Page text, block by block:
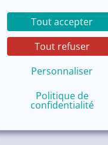
de Santé
de Saint-Brieuc
Tout accepter
Tout refuser
Personnaliser
Politique de
confidentialité